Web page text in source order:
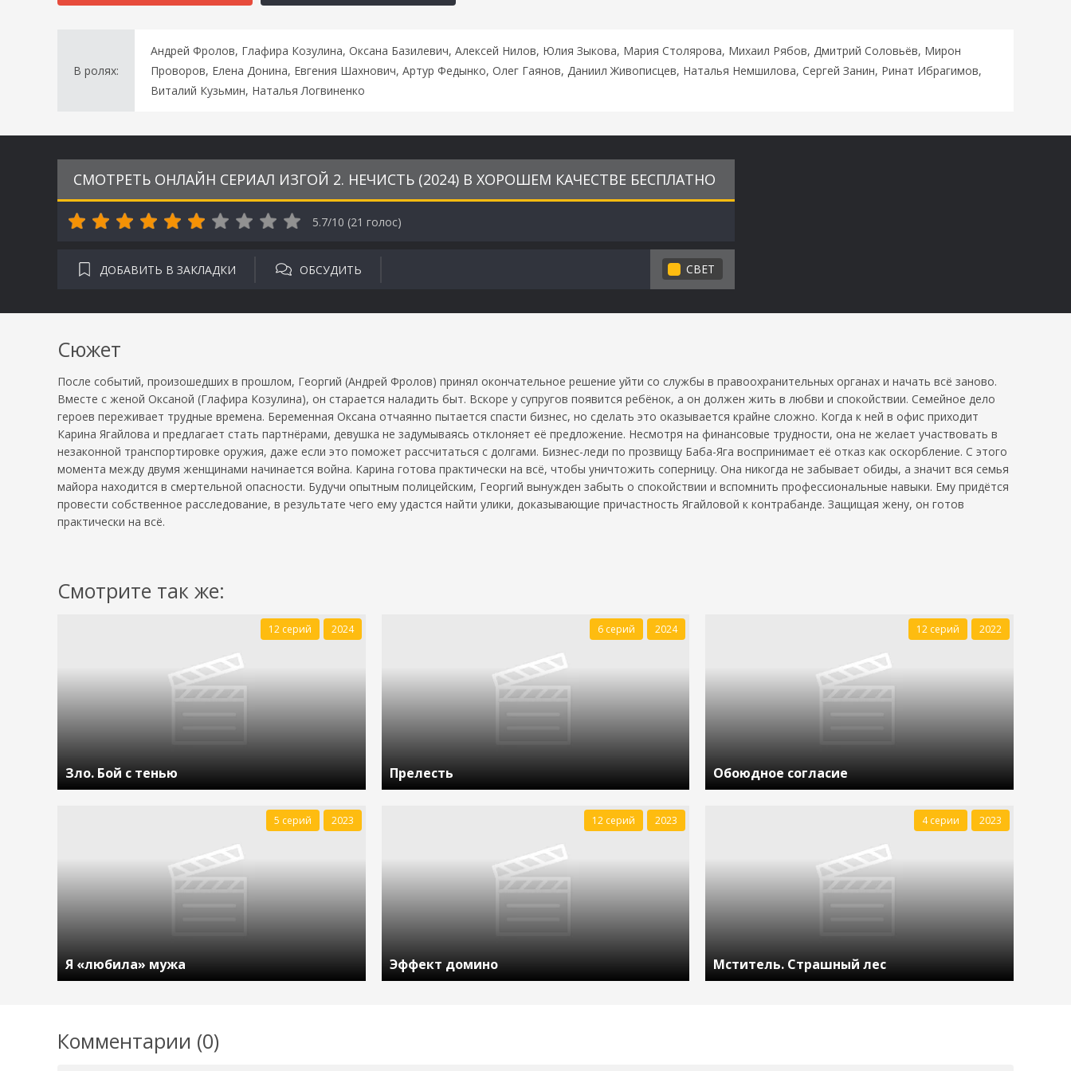
В ролях:
Андрей Фролов, Глафира Козулина, Оксана Базилевич, Алексей Нилов, Юлия Зыкова, Мария Столярова, Михаил Рябов, Дмитрий Соловьёв, Мирон
Проворов, Елена Донина, Евгения Шахнович, Артур Федынко, Олег Гаянов, Даниил Живописцев, Наталья Немшилова, Сергей Занин, Ринат Ибрагимов,
Виталий Кузьмин, Наталья Логвиненко
СМОТРЕТЬ ОНЛАЙН СЕРИАЛ ИЗГОЙ 2. НЕЧИСТЬ (2024) В ХОРОШЕМ КАЧЕСТВЕ БЕСПЛАТНО
5.7/10 (21 голос)
ДОБАВИТЬ В ЗАКЛАДКИ ОБСУДИТЬ СВЕТ
Сюжет
После событий, произошедших в прошлом, Георгий (Андрей Фролов) принял окончательное решение уйти со службы в правоохранительных органах и начать всё заново.
Вместе с женой Оксаной (Глафира Козулина), он старается наладить быт. Вскоре у супругов появится ребёнок, а он должен жить в любви и спокойствии. Семейное дело
героев переживает трудные времена. Беременная Оксана отчаянно пытается спасти бизнес, но сделать это оказывается крайне сложно. Когда к ней в офис приходит
Карина Ягайлова и предлагает стать партнёрами, девушка не задумываясь отклоняет её предложение. Несмотря на финансовые трудности, она не желает участвовать в
незаконной транспортировке оружия, даже если это поможет рассчитаться с долгами. Бизнес-леди по прозвищу Баба-Яга воспринимает её отказ как оскорбление. С этого
момента между двумя женщинами начинается война. Карина готова практически на всё, чтобы уничтожить соперницу. Она никогда не забывает обиды, а значит вся семья
майора находится в смертельной опасности. Будучи опытным полицейским, Георгий вынужден забыть о спокойствии и вспомнить профессиональные навыки. Ему придётся
провести собственное расследование, в результате чего ему удастся найти улики, доказывающие причастность Ягайловой к контрабанде. Защищая жену, он готов
практически на всё.
Смотрите так же:
Зло. Бой с тенью
12 серий 2024
Прелесть
6 серий 2024
Обоюдное согласие
12 серий 2022
Я «любила» мужа
5 серий 2023
Эффект домино
12 серий 2023
Мститель. Страшный лес
4 серии 2023
Комментарии (0)